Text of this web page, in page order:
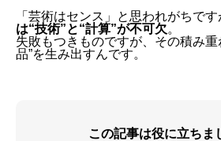
「芸術はセンス」と思われがちです
は“技術”と“計算”が不可欠。
失敗もつきものですが、その積み重
品”を生み出すんです。
この記事は役に立ちま